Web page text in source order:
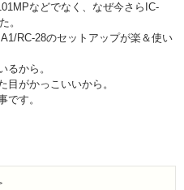
などでなく、なぜ今さらIC-
。
RC-28のセットアップが楽＆使い
るから。
目がかっこいいから。
です。